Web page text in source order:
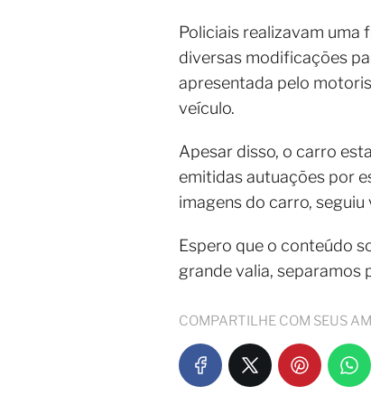
Policiais realizavam
diversas modificações
apresentada pelo
veículo.
Apesar disso, o carro
emitidas autuações por
imagens do carro,
Espero que o conteúdo
grande valia, separamos
COMPARTILHE COM SEUS